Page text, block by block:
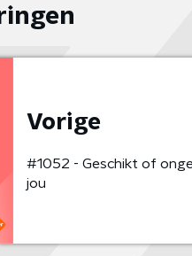
Vorige
#1052 - Geschikt of
jou